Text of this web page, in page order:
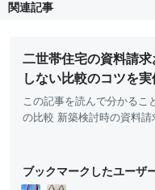
関連記事
二世帯住宅の資料請
しない比較のコツを
この記事を読んで分かるこ
の比較 新築検討時の資料
ブックマークしたユーザ